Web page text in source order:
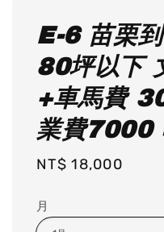
E-6 苗栗
80坪以下
+車馬費
業費
Regular
NT$ 18,000
月